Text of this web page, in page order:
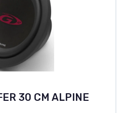
30 CM ALPINE